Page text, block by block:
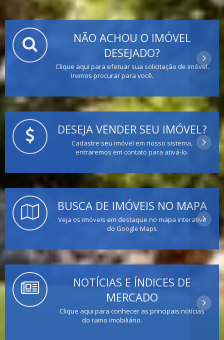
NÃO ACHOU O IMÓVEL
DESEJADO?
Clique aqui para efetuar sua solicitação de imóvel.
Iremos procurar para você.
DESEJA VENDER SEU IMÓVEL?
Cadastre seu imóvel em nosso sistema,
entraremos em contato para ativá-lo.
BUSCA DE IMÓVEIS NO MAPA
Veja os imóveis em destaque no mapa interativo
do Google Maps
NOTÍCIAS E ÍNDICES DE
MERCADO
Clique aqui para conhecer as principais notícias
do ramo imobiliário.